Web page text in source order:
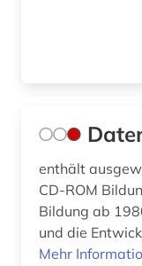
enthält
CD-ROM
Bildung ab
und die
Mehr